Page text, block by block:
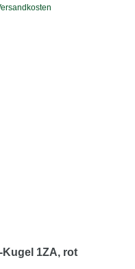
1ZA, rot